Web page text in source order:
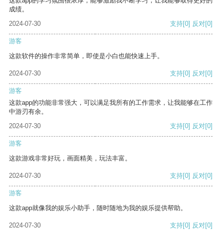
成绩。
2024-07-30
支持[0] 反对[0]
游客
这款软件的操作非常简单，即使是小白也能快速上手。
2024-07-30 支持[0] 反对[0]
游客
这款app的功能非常强大，可以满足我所有的工作需求，让我能够在工作
中游刃有余。
2024-07-30
支持[0] 反对[0]
游客
这款游戏非常好玩，画面精美，玩法丰富。
2024-07-30 支持[0] 反对[0]
游客
这款app就像我的娱乐小助手，随时随地为我的娱乐提供帮助。
2024-07-30 支持[0] 反对[0]